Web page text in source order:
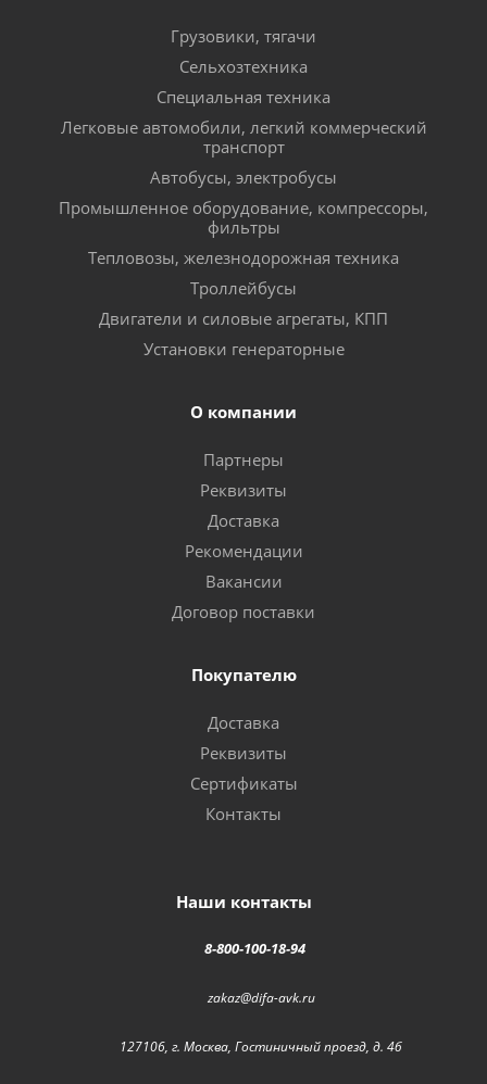
Грузовики, тягачи
Сельхозтехника
Специальная техника
Легковые автомобили, легкий коммерческий
транспорт
Автобусы, электробусы
Промышленное оборудование, компрессоры,
фильтры
Тепловозы, железнодорожная техника
Троллейбусы
Двигатели и силовые агрегаты, КПП
Установки генераторные
О компании
Партнеры
Реквизиты
Доставка
Рекомендации
Вакансии
Договор поставки
Покупателю
Доставка
Реквизиты
Сертификаты
Контакты
Наши контакты
8-800-100-18-94
zakaz@difa-avk.ru
127106, г. Москва, Гостиничный проезд, д. 4б